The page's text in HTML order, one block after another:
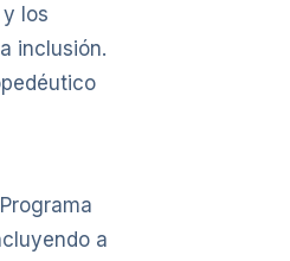
los
inclusión.
a